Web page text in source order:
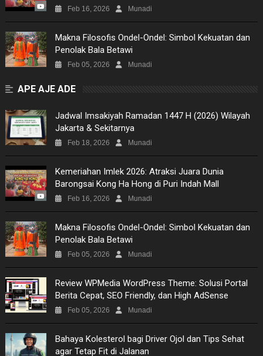
Feb 16, 2026 Munadi
Makna Filosofis Ondel-Ondel: Simbol Kekuatan dan
Penolak Bala Betawi
Feb 05, 2026 Munadi
APE AJE ADE
Jadwal Imsakiyah Ramadan 1447 H (2026) Wilayah
Jakarta & Sekitarnya
Feb 18, 2026 Munadi
Kemeriahan Imlek 2026: Atraksi Juara Dunia
Barongsai Kong Ha Hong di Puri Indah Mall
Feb 16, 2026 Munadi
Makna Filosofis Ondel-Ondel: Simbol Kekuatan dan
Penolak Bala Betawi
Feb 05, 2026 Munadi
Review WPMedia WordPress Theme: Solusi Portal
Berita Cepat, SEO Friendly, dan High AdSense
Feb 05, 2026 Munadi
Bahaya Kolesterol bagi Driver Ojol dan Tips Sehat
agar Tetap Fit di Jalanan